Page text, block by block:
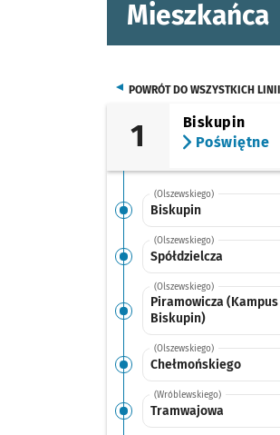
Mieszkańca
POWRÓT DO WSZYSTKICH LINII
1
Biskupin
Poświętne
(Olszewskiego)
Biskupin
(Olszewskiego)
Spółdzielcza
(Olszewskiego)
Piramowicza (Kampus
Biskupin)
(Olszewskiego)
Chełmońskiego
(Wróblewskiego)
Tramwajowa